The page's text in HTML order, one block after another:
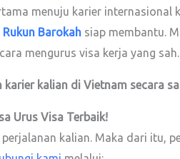
menuju karier
Rukun Barokah siap membantu.
mengurus visa kerja yang sah.
kalian di Vietnam secara
Urus Visa Terbaik!
kalian. Maka dari itu,